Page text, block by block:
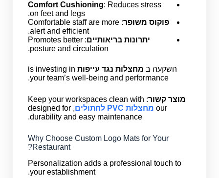
Comfort Cushioning: Reduces stress
on feet and legs.
פוקוס משופר : Comfortable staff are more
alert and efficient.
יתרונות בריאותיים : Promotes better
posture and circulation.
השקעה ב מחצלות נגד עייפות is investing in
your team’s well-being and performance.
מוצר קשור : Keep your workspaces clean with
our מחצלות PVC לחתולים
, designed for
durability and easy maintenance.
Why Choose Custom Logo Mats for Your
Restaurant?
Personalization adds a professional touch to
your establishment.